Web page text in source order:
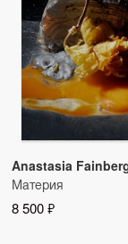
Anastasia
Материя
8 500 ₽